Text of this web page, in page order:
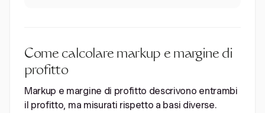
Come calcolare markup e margine di
profitto
Markup e margine di profitto descrivono entrambi
il profitto, ma misurati rispetto a basi diverse.